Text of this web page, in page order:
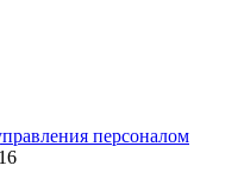
персоналом